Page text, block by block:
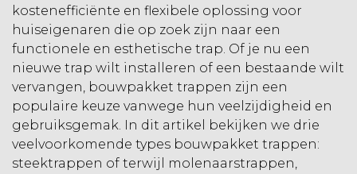
kostenefficiënte en flexibele oplossing voor
huiseigenaren die op zoek zijn naar een
functionele en esthetische trap. Of je nu een
nieuwe trap wilt installeren of een bestaande wilt
vervangen, bouwpakket trappen zijn een
populaire keuze vanwege hun veelzijdigheid en
gebruiksgemak. In dit artikel bekijken we drie
veelvoorkomende types bouwpakket trappen:
steektrappen of terwijl molenaarstrappen,